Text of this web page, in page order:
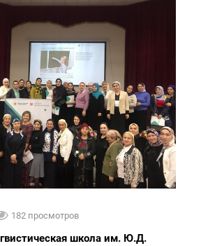
182 просмотров
школа им. Ю.Д.